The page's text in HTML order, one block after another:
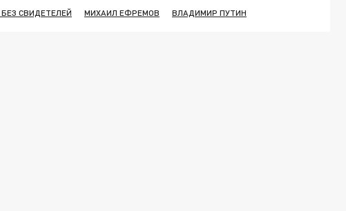
СВИДЕТЕЛЕЙ МИХАИЛ ЕФРЕМОВ ВЛАДИМИР ПУТИН